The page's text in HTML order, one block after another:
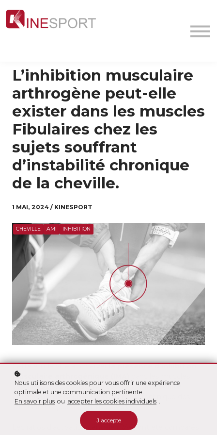
La société
Académie
L’inhibition musculaire
arthrogène peut-elle
exister dans les muscles
Fibulaires chez les
sujets souffrant
d’instabilité chronique
de la cheville.
1 MAI, 2024 / KINESPORT
CHEVILLE AMI INHIBITION
Cette étude vise à observerla présence d’inhibition
musculaire arthrogénique (IMA)
péroniers chez les patients souffrant d’instabilité
chronique de la cheville (ICA) par la technique des
stimulations (bursts) surimposées.
Les ratios d’activation centrale (RAC) ont été comparés
Nous utilisons des cookies pour vous offrir une expérience
optimale et une communication pertinente.
En savoir plus ou accepter les cookies individuels .
J'accepte